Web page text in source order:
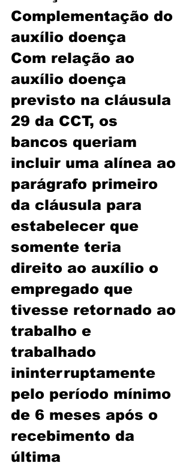
Complementação do
auxílio doença
Com relação ao
auxílio doença
previsto na cláusula
29 da CCT, os
bancos queriam
incluir uma alínea ao
parágrafo primeiro
da cláusula para
estabelecer que
somente teria
direito ao auxílio o
empregado que
tivesse retornado ao
trabalho e
trabalhado
ininterruptamente
pelo período mínimo
de 6 meses após o
recebimento da
última